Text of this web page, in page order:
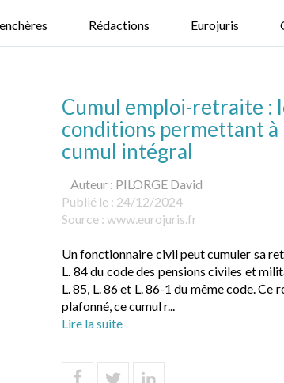
Rédactions Eurojuris
Cumul emploi-retraite :
conditions permettant à
cumul intégral
Auteur : PILORGE David
Publié le : 24/12/2024
Source : www.eurojuris.fr
Un fonctionnaire civil peut cumuler sa
L. 84 du code des pensions civiles et
L. 85, L. 86 et L. 86-1 du même code.
plafonné, ce cumul r...
Lire la suite